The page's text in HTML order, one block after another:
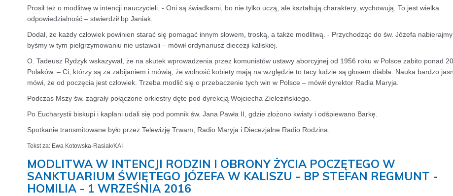
Prosił też o modlitwę w intencji nauczycieli. - Oni są świadkami, bo nie tylko uczą, ale kształtują charaktery, wychowują. To jest wielka
odpowiedzialność – stwierdził bp Janiak.
Dodał, że każdy człowiek powinien starać się pomagać innym słowem, troską, a także modlitwą. - Przychodząc do św. Józefa nabierajmy
byśmy w tym pielgrzymowaniu nie ustawali – mówił ordynariusz diecezji kaliskiej.
O. Tadeusz Rydzyk wskazywał, że na skutek wprowadzenia przez komunistów ustawy aborcyjnej od 1956 roku w Polsce zabito ponad
Polaków. – Ci, którzy są za zabijaniem i mówią, że wolność kobiety mają na względzie to tacy ludzie są głosem diabła. Nauka bardzo
mówi, że od poczęcia jest człowiek. Trzeba modlić się o przebaczenie tych win w Polsce – mówił dyrektor Radia Maryja.
Podczas Mszy św. zagrały połączone orkiestry dęte pod dyrekcją Wojciecha Zielezińskiego.
Po Eucharystii biskupi i kapłani udali się pod pomnik św. Jana Pawła II, gdzie złożono kwiaty i odśpiewano Barkę.
Spotkanie transmitowane było przez Telewizję Trwam, Radio Maryja i Diecezjalne Radio Rodzina.
Tekst za: Ewa Kotowska-Rasiak/KAI
MODLITWA W INTENCJI RODZIN I OBRONY ŻYCIA POCZĘTEGO W
SANKTUARIUM ŚWIĘTEGO JÓZEFA W KALISZU - BP STEFAN REGMUNT -
HOMILIA - 1 WRZEŚNIA 2016